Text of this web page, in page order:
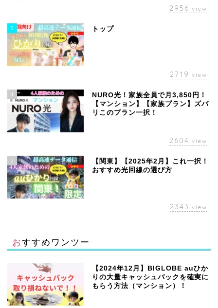
2956 view
3 トップ
2719 view
4
NURO光！家族全員で月3,850円！
【マンション】【家族プラン】ズバ
リこのプラン一択！
2604 view
5
【関東】【2025年2月】これ一択！
おすすめ光回線の選び方
2343 view
おすすめワンツー
【2024年12月】BIGLOBE auひか
りの大量キャッシュバックを確実に
もらう方法（マンション）！